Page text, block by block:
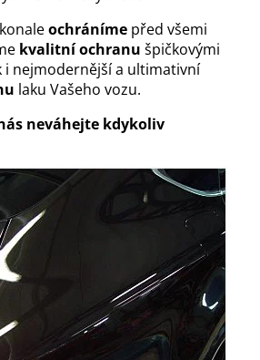
ochráníme před všemi
kvalitní ochranu špičkovými
i nejmodernější a ultimativní
laku Vašeho vozu.
neváhejte kdykoliv